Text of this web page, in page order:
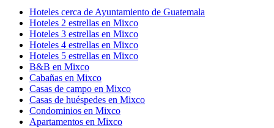
Hoteles cerca de Ayuntamiento de Guatemala
Hoteles 2 estrellas en Mixco
Hoteles 3 estrellas en Mixco
Hoteles 4 estrellas en Mixco
Hoteles 5 estrellas en Mixco
B&B en Mixco
Cabañas en Mixco
Casas de campo en Mixco
Casas de huéspedes en Mixco
Condominios en Mixco
Apartamentos en Mixco